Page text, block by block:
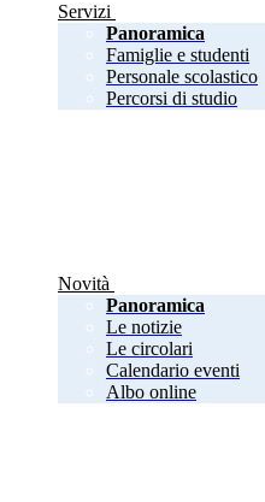
Servizi
Panoramica
Famiglie e studenti
Personale scolastico
Percorsi di studio
Novità
Panoramica
Le notizie
Le circolari
Calendario eventi
Albo online